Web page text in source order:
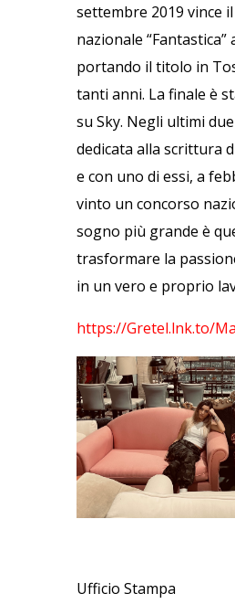
settembre 2019 vince
nazionale “Fantastica”
portando il titolo in
tanti anni. La finale è
su Sky. Negli ultimi
dedicata alla scrittura
e con uno di essi, a
vinto un concorso
sogno più grande è
trasformare la
in un vero e proprio
https://Gretel.lnk.to/
Ufficio Stampa